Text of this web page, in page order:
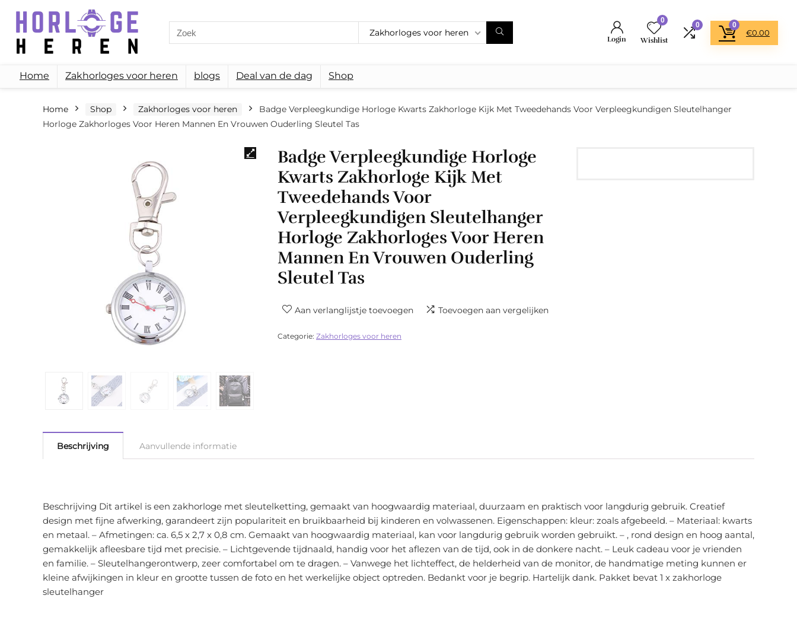
for:
Zakhorloges voor heren
Login
0
Wishlist
0 0
€0.00
Home Zakhorloges voor heren blogs Deal van de dag Shop
Home Shop Zakhorloges voor heren
Badge Verpleegkundige Horloge Kwarts Zakhorloge Kijk Met Tweedehands Voor Verpleegkundigen Sleutelhanger
Horloge Zakhorloges Voor Heren Mannen En Vrouwen Ouderling Sleutel Tas
Badge Verpleegkundige Horloge
Kwarts Zakhorloge Kijk Met
Tweedehands Voor
Verpleegkundigen Sleutelhanger
Horloge Zakhorloges Voor Heren
Mannen En Vrouwen Ouderling
Sleutel Tas
Aan verlanglijstje toevoegen Toevoegen aan vergelijken
Categorie: Zakhorloges voor heren
Beschrijving Aanvullende informatie
Beschrijving Dit artikel is een zakhorloge met sleutelketting, gemaakt van hoogwaardig materiaal, duurzaam en praktisch voor langdurig gebruik. Creatief
design met fijne afwerking, garandeert zijn populariteit en bruikbaarheid bij kinderen en volwassenen. Eigenschappen: kleur: zoals afgebeeld. – Materiaal: kwarts
en metaal. – Afmetingen: ca. 6,5 x 2,7 x 0,8 cm. Gemaakt van hoogwaardig materiaal, kan voor langdurig gebruik worden gebruikt. – , rond design en hoog aantal,
gemakkelijk afleesbare tijd met precisie. – Lichtgevende tijdnaald, handig voor het aflezen van de tijd, ook in de donkere nacht. – Leuk cadeau voor je vrienden
en familie. – Sleutelhangerontwerp, zeer comfortabel om te dragen. – Vanwege het lichteffect, de helderheid van de monitor, de handmatige meting kunnen er
kleine afwijkingen in kleur en grootte tussen de foto en het werkelijke object optreden. Bedankt voor je begrip. Hartelijk dank. Pakket bevat 1 x zakhorloge
sleutelhanger